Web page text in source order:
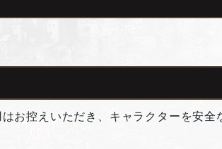
お控えいただき、キャラクターを安